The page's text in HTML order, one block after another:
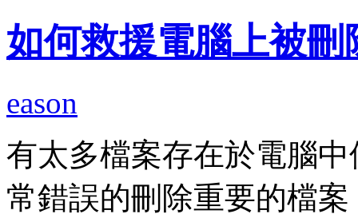
如何救援電腦上被刪
eason
有太多檔案存在於電腦
常錯誤的刪除重要的檔